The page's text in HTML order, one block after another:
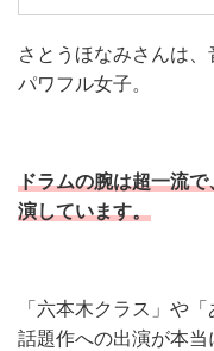
さとうほなみさんは
パワフル女子。
ドラムの腕は超一流
演しています。
「六本木クラス」や
話題作への出演が本当